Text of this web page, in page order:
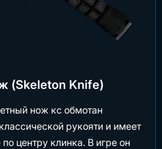
(Skeleton Knife)
нож кс обмотан
рукояти и имеет
по центру клинка. В игре он